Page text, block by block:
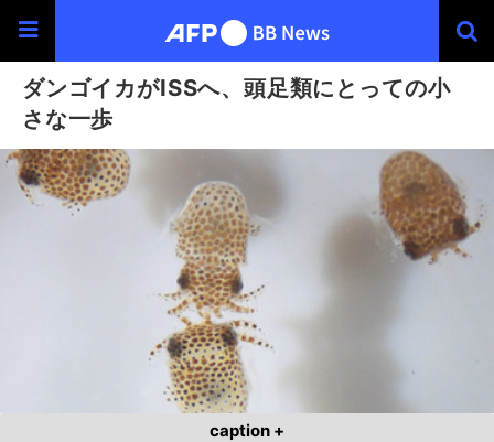
ダンゴイカがISSへ、頭足類にとっての小
さな一歩
caption +